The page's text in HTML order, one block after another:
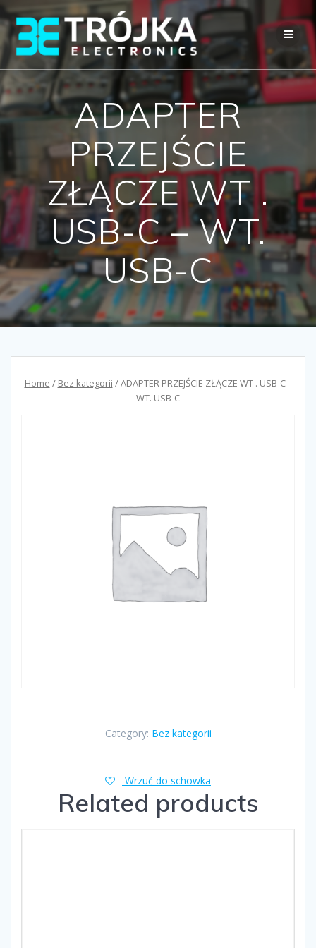
Przejdź
do
treści
ADAPTER
PRZEJŚCIE
ZŁĄCZE WT .
USB-C – WT.
USB-C
Home / Bez kategorii / ADAPTER PRZEJŚCIE ZŁĄCZE WT . USB-C –
WT. USB-C
Category: Bez kategorii
Wrzuć do schowka
Related products